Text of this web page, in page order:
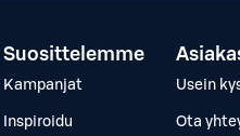
Suosittelemme
Kampanjat
Inspiroidu
Usein
Ota